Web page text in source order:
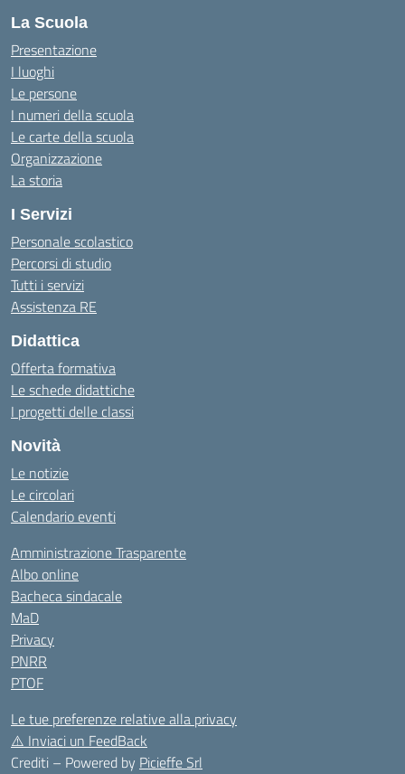
La Scuola
Presentazione
I luoghi
Le persone
I numeri della scuola
Le carte della scuola
Organizzazione
La storia
I Servizi
Personale scolastico
Percorsi di studio
Tutti i servizi
Assistenza RE
Didattica
Offerta formativa
Le schede didattiche
I progetti delle classi
Novità
Le notizie
Le circolari
Calendario eventi
Amministrazione Trasparente
Albo online
Bacheca sindacale
MaD
Privacy
PNRR
PTOF
Le tue preferenze relative alla privacy
⚠️ Inviaci un FeedBack
Crediti – Powered by Picieffe Srl